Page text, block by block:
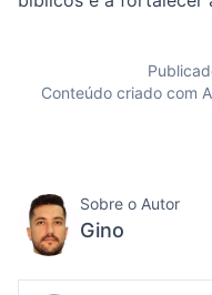
Conteúdo criado com
Sobre o Autor
Gino